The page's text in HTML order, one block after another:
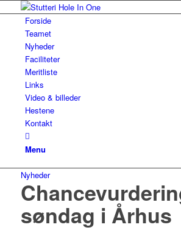
Forside
Teamet
Nyheder
Faciliteter
Meritliste
Links
Video & billeder
Hestene
Kontakt
Menu
Nyheder
søndag i Århus